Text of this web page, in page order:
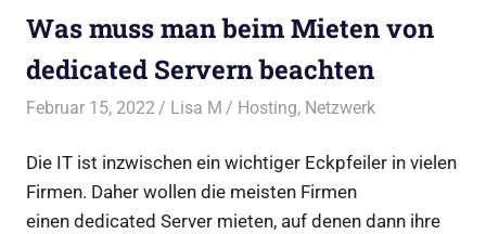
Was muss man beim Mieten von
dedicated Servern beachten
Februar 15, 2022 Lisa M Hosting, Netzwerk
Die IT ist inzwischen ein wichtiger Eckpfeiler in vielen
Firmen. Daher wollen die meisten Firmen
einen dedicated Server mieten, auf denen dann ihre